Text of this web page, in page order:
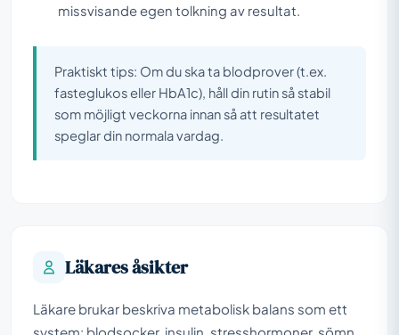
missvisande egen tolkning av resultat.
Praktiskt tips: Om du ska ta blodprover (t.ex.
fasteglukos eller HbA1c), håll din rutin så stabil
som möjligt veckorna innan så att resultatet
speglar din normala vardag.
Läkares åsikter
Läkare brukar beskriva metabolisk balans som ett
system: blodsocker, insulin, stresshormoner, sömn